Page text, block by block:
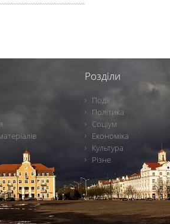
Розділи
Події
Політика
Соціум
Економіка
Культура
Різне